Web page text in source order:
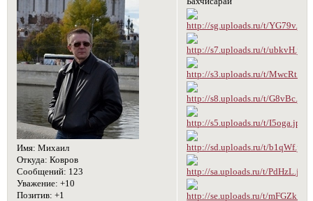
Имя: Михаил
Откуда: Ковров
Сообщений: 123
Уважение: +10
Позитив: +1